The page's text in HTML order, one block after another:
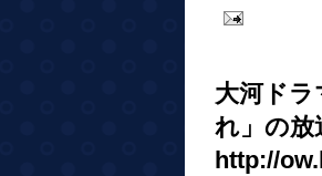
大河ドラ
れ」の放
http://